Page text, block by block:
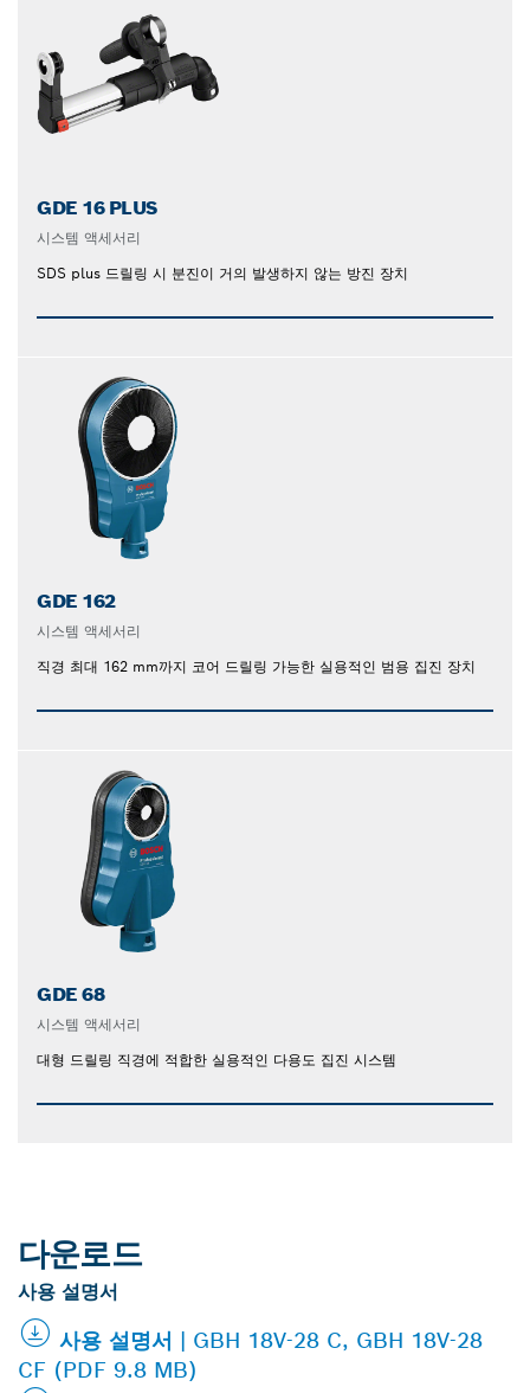
GDE 16 PLUS
시스템 액세서리
SDS plus 드릴링 시 분진이 거의 발생하지 않는 방진 장치
GDE 162
시스템 액세서리
직경 최대 162 mm까지 코어 드릴링 가능한 실용적인 범용 집진 장치
GDE 68
시스템 액세서리
대형 드릴링 직경에 적합한 실용적인 다용도 집진 시스템
다운로드
사용 설명서
사용 설명서 | GBH 18V-28 C, GBH 18V-28
CF (PDF 9.8 MB)